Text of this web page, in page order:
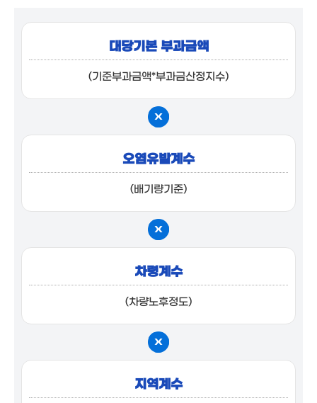
대당기본 부과금액
(기준부과금액*부과금산정지수)
오염유발계수
(배기량기준)
차령계수
(차량노후정도)
지역계수